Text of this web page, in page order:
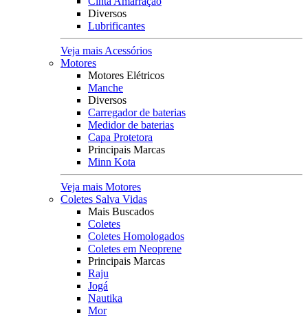
Diversos
Lubrificantes
Veja mais Acessórios
Motores
Motores Elétricos
Manche
Diversos
Carregador de baterias
Medidor de baterias
Capa Protetora
Principais Marcas
Minn Kota
Veja mais Motores
Coletes Salva Vidas
Mais Buscados
Coletes
Coletes Homologados
Coletes em Neoprene
Principais Marcas
Raju
Jogá
Nautika
Mor